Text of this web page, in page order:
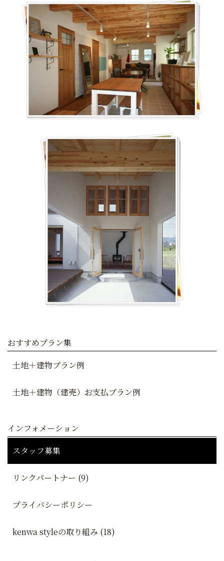
おすすめプラン集
土地＋建物プラン例
土地＋建物（建売）お支払プラン例
インフォメーション
スタッフ募集
リンクパートナー (9)
プライバシーポリシー
kenwa styleの取り組み (18)